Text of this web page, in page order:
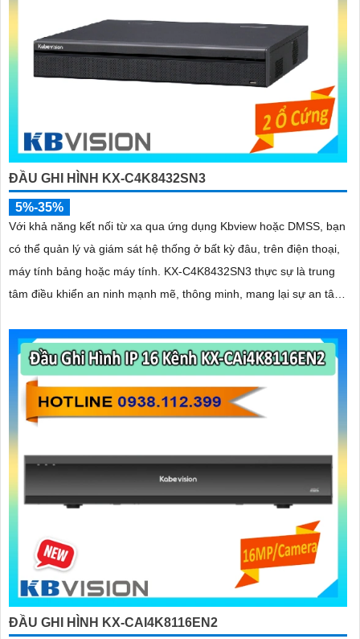
ĐẦU GHI HÌNH KX-C4K8432SN3
5%-35%
Với khả năng kết nối từ xa qua ứng dụng Kbview hoặc DMSS, bạn
có thể quản lý và giám sát hệ thống ở bất kỳ đâu, trên điện thoại,
máy tính bảng hoặc máy tính. KX‑C4K8432SN3 thực sự là trung
tâm điều khiển an ninh mạnh mẽ, thông minh, mang lại sự an tâm
ĐẦU GHI HÌNH KX-CAI4K8116EN2